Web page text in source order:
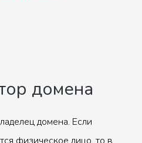
домена
домена. Если